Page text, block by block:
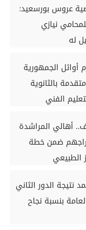
عروس بورسعيد:
نيازي
له
أوائل الجمهورية
بالثانوية
الفني
أهالي المراشدة
ضمن خطة
الطبيعي
نتيجة الدور الثاني
بنسبة نجاح